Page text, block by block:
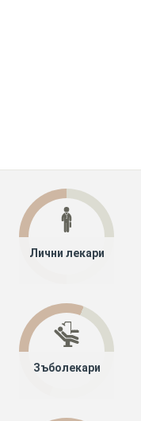
Лични лекари
Зъболекари